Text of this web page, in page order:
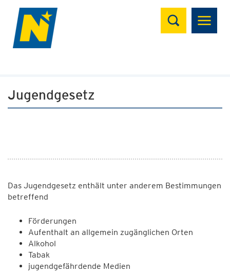
Suchen
Jugendgesetz
Das Jugendgesetz enthält unter anderem Bestimmungen
betreffend
Förderungen
Aufenthalt an allgemein zugänglichen Orten
Alkohol
Tabak
jugendgefährdende Medien